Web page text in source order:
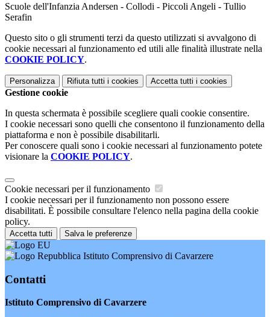
Scuole dell'Infanzia Andersen - Collodi - Piccoli Angeli - Tullio
Serafin
Questo sito o gli strumenti terzi da questo utilizzati si avvalgono di
cookie necessari al funzionamento ed utili alle finalità illustrate nella
COOKIE POLICY.
Personalizza Rifiuta tutti i cookies Accetta tutti i cookies
Gestione cookie
In questa schermata è possibile scegliere quali cookie consentire.
I cookie necessari sono quelli che consentono il funzionamento della
piattaforma e non è possibile disabilitarli.
Per conoscere quali sono i cookie necessari al funzionamento potete
visionare la COOKIE POLICY.
Cookie necessari per il funzionamento
I cookie necessari per il funzionamento non possono essere
disabilitati. È possibile consultare l'elenco nella pagina della cookie
policy.
Accetta tutti Salva le preferenze
Istituto Comprensivo di Cavarzere
Contatti
Istituto Comprensivo di Cavarzere